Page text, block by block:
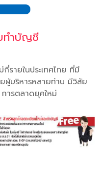
ทำบัญชี
รายในประเทศไทย ที่มี
ผู้บริหารหลายท่าน มีวิสัย
การตลาดยุคใหม่